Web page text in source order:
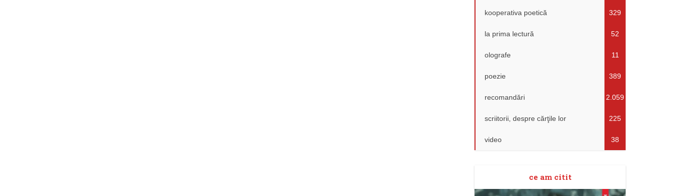
kooperativa poetică 329
la prima lectură 52
olografe 11
poezie 389
recomandări 2.059
scriitorii, despre cărţile lor 225
video 38
ce am citit